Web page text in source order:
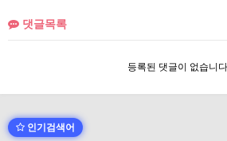
댓글목록
등록된 댓글이 없습니
인기검색어